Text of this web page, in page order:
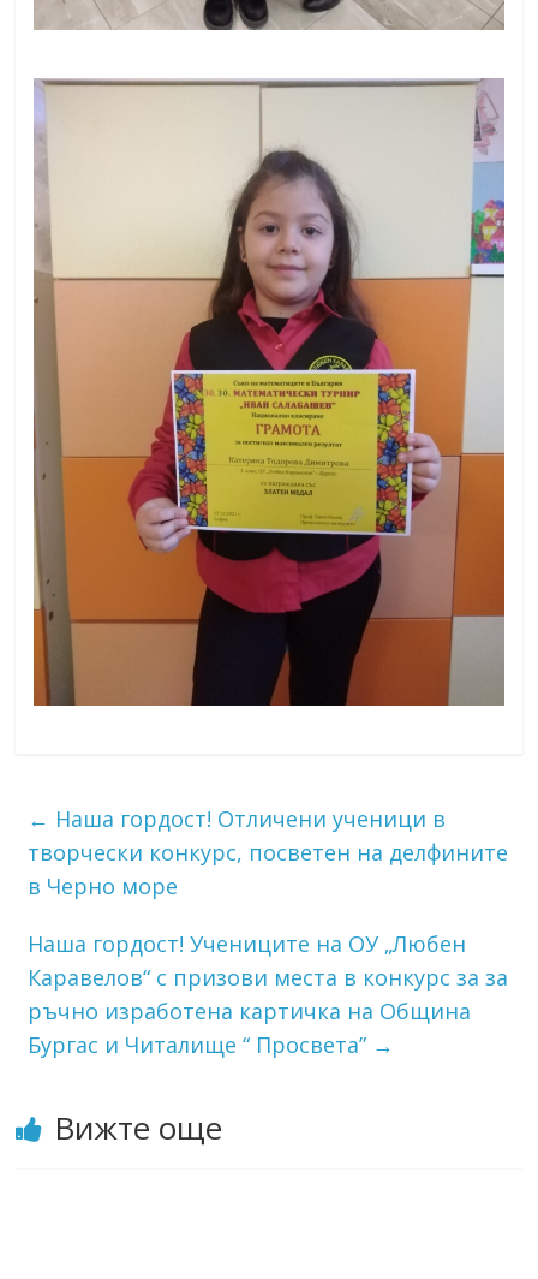
← Наша гордост! Отличени ученици в
творчески конкурс, посветен на делфините
в Черно море
Наша гордост! Учениците на ОУ „Любен
Каравелов“ с призови места в конкурс за за
ръчно изработена картичка на Община
Бургас и Читалище “ Просвета” →
Вижте още